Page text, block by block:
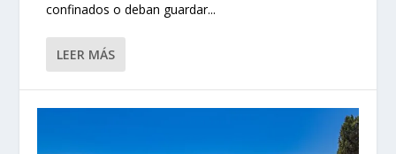
confinados o deban guardar...
LEER MÁS